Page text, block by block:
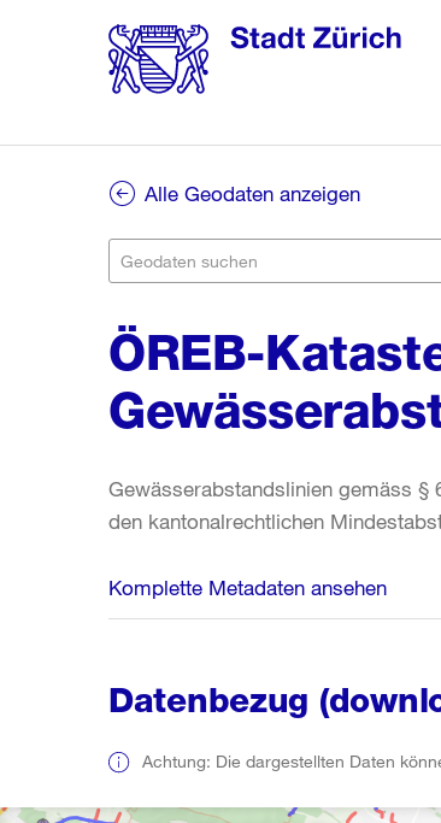
Alle Geodaten anzeigen
ÖREB-
Gewässerabstandslinien gemäss §
den kantonalrechtlichen
Komplette Metadaten ansehen
Datenbezug
Achtung: Die dargestellten Daten